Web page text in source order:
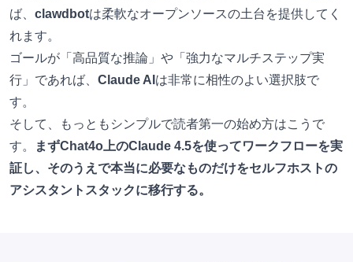
ば、 clawdbotは柔軟なオープンソースの土台を提供してく
れます。
ゴールが「高品質な推論」や「強力なマルチステップ実
行」であれば、 Claude AI は非常に相性のよい選択肢で
す。
そして、もっともシンプルで読者第一の始め方はこうで
す。
まずChat4o上のClaude 4.5を使ってワークフローを実
証し、そのうえで本当に必要なものだけをセルフホストの
アシスタントスタックに移行する。